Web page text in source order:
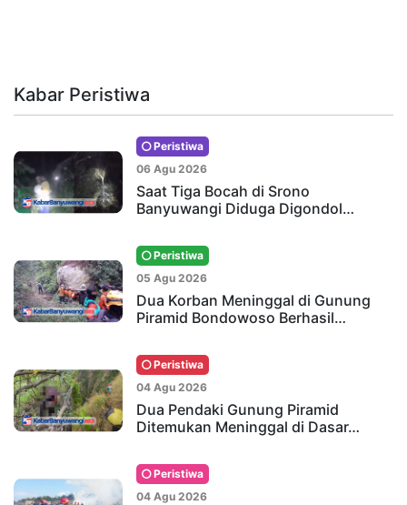
Kabar Peristiwa
Peristiwa
06 Agu 2026
Saat Tiga Bocah di Srono
Banyuwangi Diduga Digondol…
Peristiwa
05 Agu 2026
Dua Korban Meninggal di Gunung
Piramid Bondowoso Berhasil…
Peristiwa
04 Agu 2026
Dua Pendaki Gunung Piramid
Ditemukan Meninggal di Dasar…
Peristiwa
04 Agu 2026